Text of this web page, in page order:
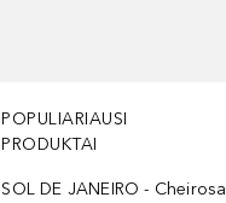
POPULIARIAUSI
PRODUKTAI
SOL DE JANEIRO - Cheirosa